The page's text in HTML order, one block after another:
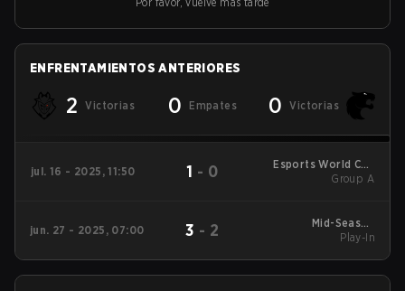
ENFRENTAMIENTOS ANTERIORES
2 Victorias 0 Empates 0 Victorias
jul. 16 - 2025, 11:50 1 - 0
Esports World Cup
2025 Group A
Group A
jun. 27 - 2025, 07:00 3 - 2
Mid-Season
Invitational 2025
Play-In